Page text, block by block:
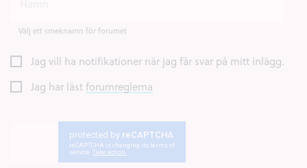
Välj ett smeknamn för forumet
Jag vill ha notifikationer när jag får svar på mitt inlägg.
Jag har läst forumreglerna